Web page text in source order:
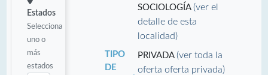
Estados
Selecciona
uno o
más
estados
SOCIOLOGÍA(ver el
detalle de esta
localidad)
TIPO
DE
PRIVADA(ver toda la
oferta oferta privada)